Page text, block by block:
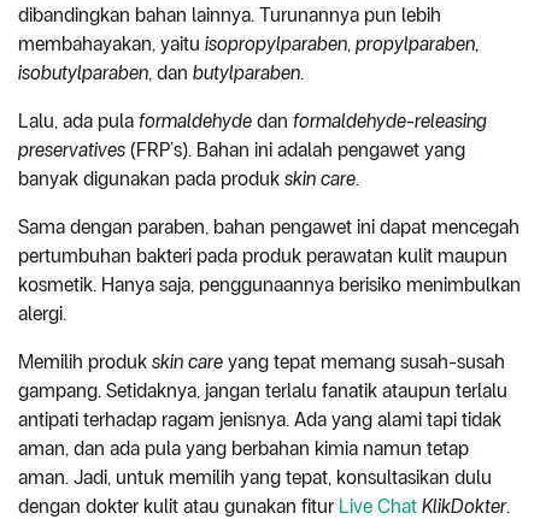
dibandingkan bahan lainnya. Turunannya pun lebih
membahayakan, yaitu isopropylparaben, propylparaben,
isobutylparaben, dan butylparaben.
Lalu, ada pula formaldehyde dan formaldehyde-releasing
preservatives (FRP’s). Bahan ini adalah pengawet yang
banyak digunakan pada produk skin care.
Sama dengan paraben, bahan pengawet ini dapat mencegah
pertumbuhan bakteri pada produk perawatan kulit maupun
kosmetik. Hanya saja, penggunaannya berisiko menimbulkan
alergi.
Memilih produk skin care yang tepat memang susah-susah
gampang. Setidaknya, jangan terlalu fanatik ataupun terlalu
antipati terhadap ragam jenisnya. Ada yang alami tapi tidak
aman, dan ada pula yang berbahan kimia namun tetap
aman. Jadi, untuk memilih yang tepat, konsultasikan dulu
dengan dokter kulit atau gunakan fitur Live Chat KlikDokter.